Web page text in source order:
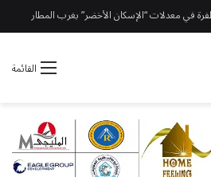
في معدلات “الإسكان الأخضر” بغرب المطار
القائمة